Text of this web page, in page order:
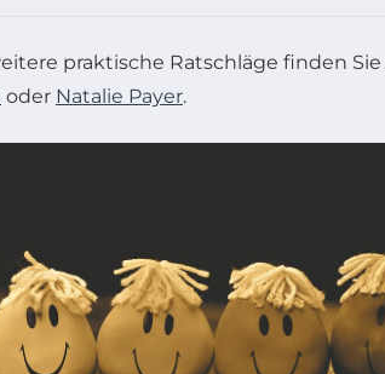
praktische Ratschläge finden Sie
oder Natalie Payer.